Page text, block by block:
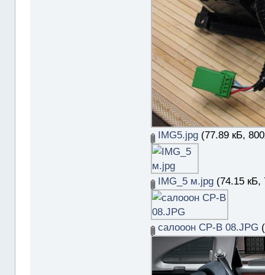
IMG5.jpg (77.89 кБ,
IMG_5 м.jpg (74.15 кБ,
салооон СР-В 08.JPG